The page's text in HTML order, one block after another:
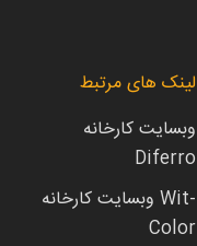
لینک های مرتبط
وبسایت کارخانه
Diferro
وبسایت کارخانه Wit-
Color